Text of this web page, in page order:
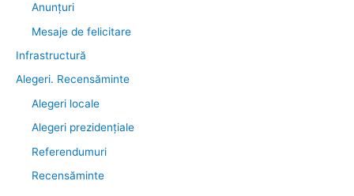
Anunţuri
Mesaje de felicitare
Infrastructură
Alegeri. Recensăminte
Alegeri locale
Alegeri prezidențiale
Referendumuri
Recensăminte